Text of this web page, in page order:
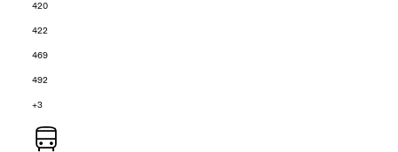
420
422
469
492
+3